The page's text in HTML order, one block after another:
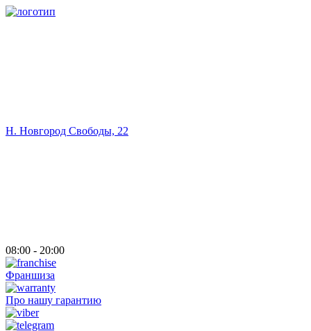
Н. Новгород Свободы, 22
08:00 - 20:00
Франшиза
Про нашу гарантию